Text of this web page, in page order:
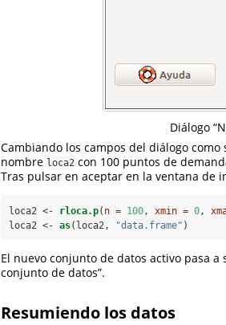
Diálogo
Cambiando los campos del diálogo
nombre loca2 con 100 puntos de
Tras pulsar en aceptar en la ventana de
loca2 <- rloca.p( n = 100, xmin = 0,
loca2 <- as(loca2, "data.frame" )
El nuevo conjunto de datos activo pasa a
conjunto de datos”.
Resumiendo los datos